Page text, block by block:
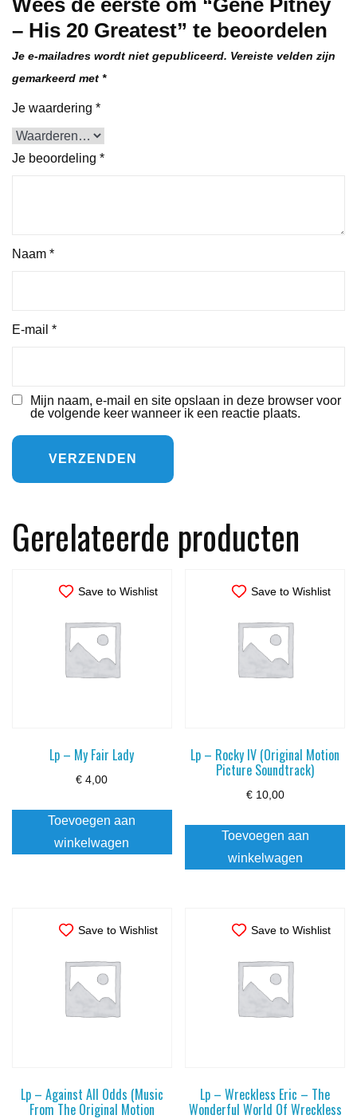
– His 20 Greatest” te beoordelen
Je e-mailadres wordt niet gepubliceerd. Vereiste velden zijn
gemarkeerd met *
Je waardering *
Je beoordeling *
Naam *
E-mail *
Mijn naam, e-mail en site opslaan in deze browser voor
de volgende keer wanneer ik een reactie plaats.
Gerelateerde producten
Save to Wishlist
Lp – My Fair Lady
€ 4,00
Toevoegen aan
winkelwagen
Save to Wishlist
Lp – Rocky IV (Original Motion
Picture Soundtrack)
€10,00
Toevoegen aan
winkelwagen
Save to Wishlist
Lp – Against All Odds (Music
From The Original Motion
Save to Wishlist
Lp – Wreckless Eric – The
Wonderful World Of Wreckless